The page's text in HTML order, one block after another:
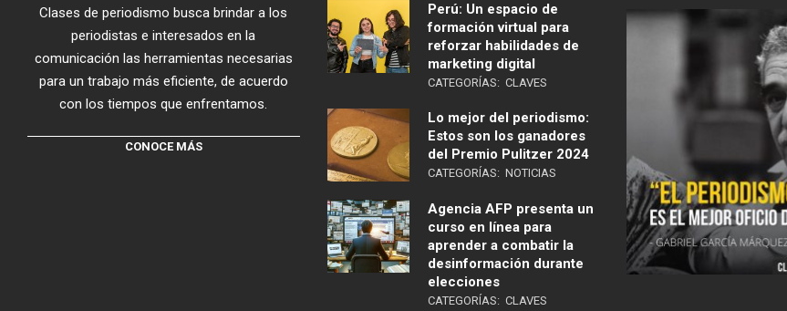
Clases de periodismo busca brindar a los
periodistas e interesados en la
comunicación las herramientas necesarias
para un trabajo más eficiente, de acuerdo
con los tiempos que enfrentamos.
CONOCE MÁS
Perú: Un espacio de
formación virtual para
reforzar habilidades de
marketing digital
CATEGORÍAS: CLAVES
Lo mejor del periodismo:
Estos son los ganadores
del Premio Pulitzer 2024
CATEGORÍAS: NOTICIAS
Agencia AFP presenta un
curso en línea para
aprender a combatir la
desinformación durante
elecciones
CATEGORÍAS: CLAVES